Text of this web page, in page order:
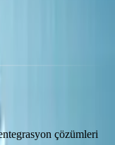
çözümleri